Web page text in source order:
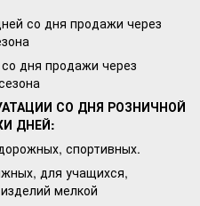
со дня продажи через
дня продажи через
СО ДНЯ РОЗНИЧНОЙ
ДНЕЙ:
спортивных.
для учащихся,
мелкой